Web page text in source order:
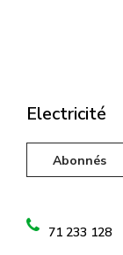
Electricité
Abonnés
71 233 128